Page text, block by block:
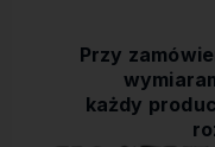
Przy
każdy